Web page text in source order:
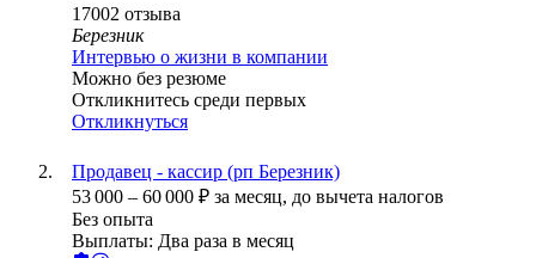
17002 отзыва
Березник
Интервью о жизни в компании
Можно без резюме
Откликнитесь среди первых
Откликнуться
Продавец - кассир (рп Березник)
53 000 – 60 000 ₽ за месяц, до вычета налогов
Без опыта
Выплаты: Два раза в месяц